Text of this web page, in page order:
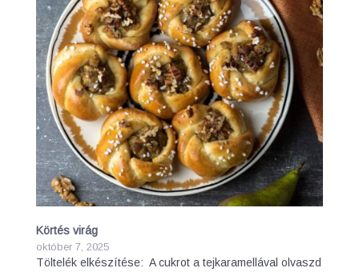
Körtés virág
október 7, 2025
Töltelék elkészítése: A cukrot a tejkaramellával olvaszd